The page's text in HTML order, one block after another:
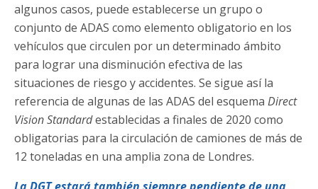
algunos casos, puede establecerse un grupo o
conjunto de ADAS como elemento obligatorio en los
vehículos que circulen por un determinado ámbito
para lograr una disminución efectiva de las
situaciones de riesgo y accidentes. Se sigue así la
referencia de algunas de las ADAS del esquema Direct
Vision Standardestablecidas a finales de 2020 como
obligatorias para la circulación de camiones de más de
12 toneladas en una amplia zona de Londres.